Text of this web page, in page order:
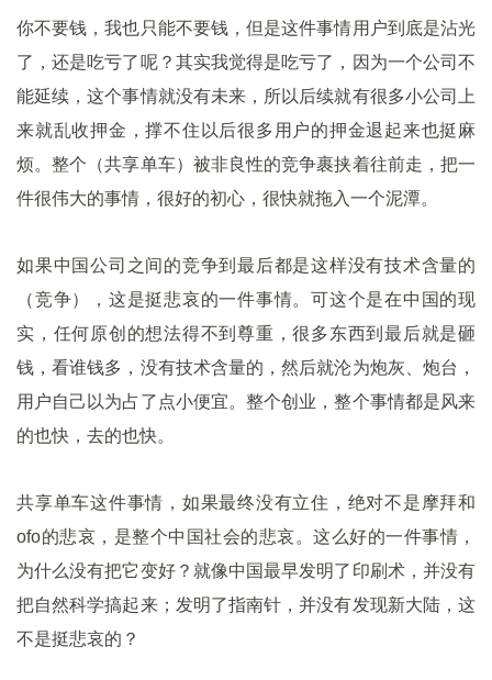
你不要钱，我也只能不要钱，但是这件事情用户到底是沾光
了，还是吃亏了呢？其实我觉得是吃亏了，因为一个公司不
能延续，这个事情就没有未来，所以后续就有很多小公司上
来就乱收押金，撑不住以后很多用户的押金退起来也挺麻
烦。整个（共享单车）被非良性的竞争裹挟着往前走，把一
件很伟大的事情，很好的初心，很快就拖入一个泥潭。
如果中国公司之间的竞争到最后都是这样没有技术含量的
（竞争），这是挺悲哀的一件事情。可这个是在中国的现
实，任何原创的想法得不到尊重，很多东西到最后就是砸
钱，看谁钱多，没有技术含量的，然后就沦为炮灰、炮台，
用户自己以为占了点小便宜。整个创业，整个事情都是风来
的也快，去的也快。
共享单车这件事情，如果最终没有立住，绝对不是摩拜和
ofo的悲哀，是整个中国社会的悲哀。这么好的一件事情，
为什么没有把它变好？就像中国最早发明了印刷术，并没有
把自然科学搞起来；发明了指南针，并没有发现新大陆，这
不是挺悲哀的？